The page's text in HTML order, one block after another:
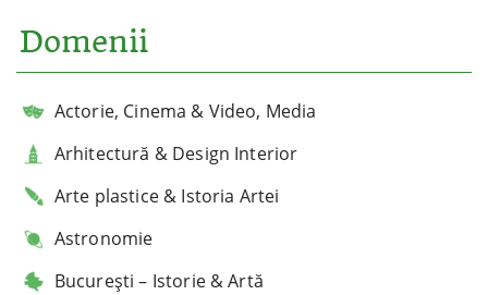
Domenii
Actorie, Cinema & Video, Media
Arhitectură & Design Interior
Arte plastice & Istoria Artei
Astronomie
București – Istorie & Artă